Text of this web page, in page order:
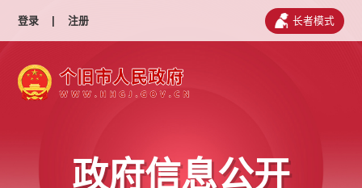
登录 | 注册 长者模式
政府信息公开